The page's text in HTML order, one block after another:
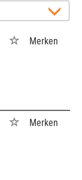
Merken
Merken